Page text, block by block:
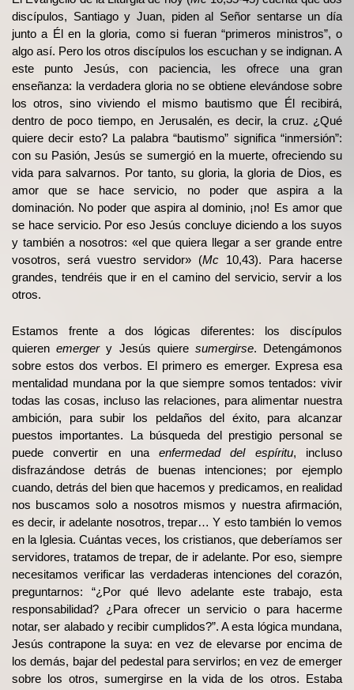
discípulos, Santiago y Juan, piden al Señor sentarse un día
junto a Él en la gloria, como si fueran “primeros ministros”, o
algo así. Pero los otros discípulos los escuchan y se indignan. A
este punto Jesús, con paciencia, les ofrece una gran
enseñanza: la verdadera gloria no se obtiene elevándose sobre
los otros, sino viviendo el mismo bautismo que Él recibirá,
dentro de poco tiempo, en Jerusalén, es decir, la cruz. ¿Qué
quiere decir esto? La palabra “bautismo” significa “inmersión”:
con su Pasión, Jesús se sumergió en la muerte, ofreciendo su
vida para salvarnos. Por tanto, su gloria, la gloria de Dios, es
amor que se hace servicio, no poder que aspira a la
dominación. No poder que aspira al dominio, ¡no! Es amor que
se hace servicio. Por eso Jesús concluye diciendo a los suyos
y también a nosotros: «el que quiera llegar a ser grande entre
vosotros, será vuestro servidor» (Mc 10,43). Para hacerse
grandes, tendréis que ir en el camino del servicio, servir a los
otros.
Estamos frente a dos lógicas diferentes: los discípulos
quierenemergery Jesús quiere sumergirse. Detengámonos
sobre estos dos verbos. El primero es emerger. Expresa esa
mentalidad mundana por la que siempre somos tentados: vivir
todas las cosas, incluso las relaciones, para alimentar nuestra
ambición, para subir los peldaños del éxito, para alcanzar
puestos importantes. La búsqueda del prestigio personal se
puede convertir en unaenfermedad del espíritu, incluso
disfrazándose detrás de buenas intenciones; por ejemplo
cuando, detrás del bien que hacemos y predicamos, en realidad
nos buscamos solo a nosotros mismos y nuestra afirmación,
es decir, ir adelante nosotros, trepar… Y esto también lo vemos
en la Iglesia. Cuántas veces, los cristianos, que deberíamos ser
servidores, tratamos de trepar, de ir adelante. Por eso, siempre
necesitamos verificar las verdaderas intenciones del corazón,
preguntarnos: “¿Por qué llevo adelante este trabajo, esta
responsabilidad? ¿Para ofrecer un servicio o para hacerme
notar, ser alabado y recibir cumplidos?”. A esta lógica mundana,
Jesús contrapone la suya: en vez de elevarse por encima de
los demás, bajar del pedestal para servirlos; en vez de emerger
sobre los otros, sumergirse en la vida de los otros. Estaba